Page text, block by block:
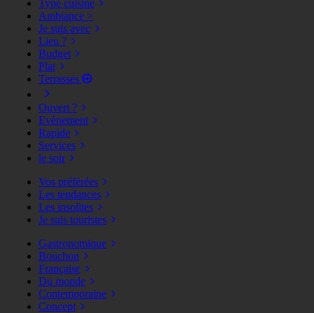
Type cuisine
Ambiance >
Je suis avec
Lieu ?
Budget
Plat
Terrasses
Ouvert ?
Evènement
Rapide
Services
le soir
Vos préférées
Les tendances
Les insolites
Je suis touristes
Gastronomique
Bouchon
Française
Du monde
Contemporaine
Concept